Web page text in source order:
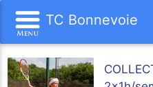
TC Bonnevoie